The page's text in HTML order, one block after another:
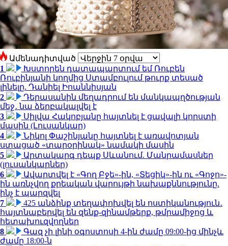
Ամենադիտված
1
Խստորեն դատապարտում եմ Ռուբեն
Ռուբինյանի կողմից Ստամբուլում թուրք տեսած
լինելը. Դանիել Իոաննիսյան
2
Դերասանին մեղադրում են մանկապղծության
մեջ․ նա ձերբակալվել է
3
Սիլվա Հակոբյանը հայտնել է ցավալի կորստի
մասին (Լուսանկար)
4
Նիկոլ Փաշինյանը հայտնել է առավոտյան
ստացած «տարօրինակ» նամակի մասին
5
Արտակարգ դեպք Սևանում. Մանրամասներ
(լուսանկարներ)
6
Ավարտվել է «Գող Բջե»-ին, «Տեցիկ»-ին ու «Գոջո»-
ին առնչվող քրեական վարույթի նախաքննությունը.
ինչ է պարզվել
7
425 անձինք տեղափոխվել են ոստիկանություն․
հայտնաբերվել են զենք-զինամթերք, թմրամիջոց և
հետախուզվողներ
8
Գազ չի լինի օգոստոսի 4-ին ժամը 09:00-ից մինչև
ժամը 18:00-ն